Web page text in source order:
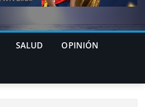
SALUD OPINIÓN